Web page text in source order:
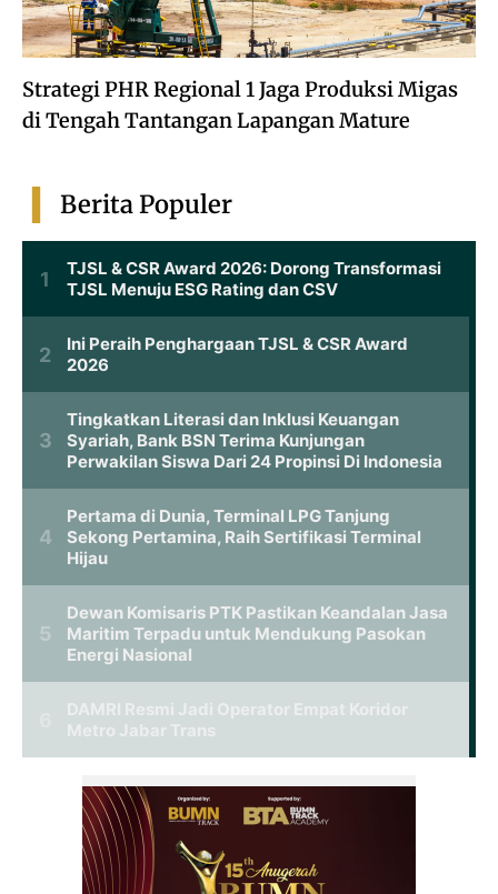
Strategi PHR Regional 1 Jaga Produksi Migas
di Tengah Tantangan Lapangan Mature
Berita Populer